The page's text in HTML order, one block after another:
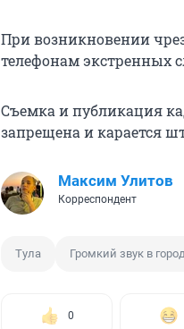
При возникновении
телефонам экстренных
Съемка и публикация
запрещена и карается
Максим Улитов
Корреспондент
Тула Громкий звук в
0